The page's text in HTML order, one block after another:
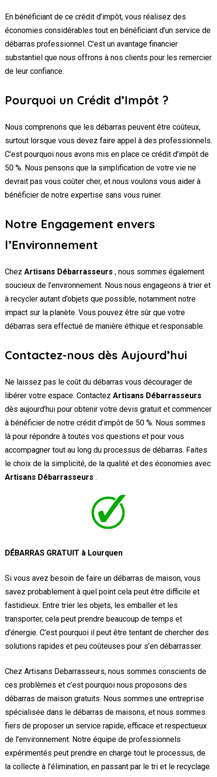
En bénéficiant de ce crédit d’impôt, vous réalisez des
économies considérables tout en bénéficiant d’un service de
débarras professionnel. C’est un avantage financier
substantiel que nous offrons à nos clients pour les remercier
de leur confiance.
Pourquoi un Crédit d’Impôt ?
Nous comprenons que les débarras peuvent être coûteux,
surtout lorsque vous devez faire appel à des professionnels.
C’est pourquoi nous avons mis en place ce crédit d’impôt de
50 %. Nous pensons que la simplification de votre vie ne
devrait pas vous coûter cher, et nous voulons vous aider à
bénéficier de notre expertise sans vous ruiner.
Notre Engagement envers
l’Environnement
Chez Artisans Débarrasseurs , nous sommes également
soucieux de l’environnement. Nous nous engageons à trier et
à recycler autant d’objets que possible, notamment notre
impact sur la planète. Vous pouvez être sûr que votre
débarras sera effectué de manière éthique et responsable.
Contactez-nous dès Aujourd’hui
Ne laissez pas le coût du débarras vous décourager de
libérer votre espace. Contactez Artisans Débarrasseurs
dès aujourd’hui pour obtenir votre devis gratuit et commencer
à bénéficier de notre crédit d’impôt de 50 %. Nous sommes
là pour répondre à toutes vos questions et pour vous
accompagner tout au long du processus de débarras. Faites
le choix de la simplicité, de la qualité et des économies avec
Artisans Débarrasseurs .
DÉBARRAS GRATUIT à Lourquen
Si vous avez besoin de faire un débarras de maison, vous
savez probablement à quel point cela peut être difficile et
fastidieux. Entre trier les objets, les emballer et les
transporter, cela peut prendre beaucoup de temps et
d’énergie. C’est pourquoi il peut être tentant de chercher des
solutions rapides et peu coûteuses pour s’en débarrasser.
Chez Artisans Debarrasseurs, nous sommes conscients de
ces problèmes et c’est pourquoi nous proposons des
débarras de maison gratuits. Nous sommes une entreprise
spécialisée dans le débarras de maisons, et nous sommes
fiers de proposer un service rapide, efficace et respectueux
de l’environnement. Notre équipe de professionnels
expérimentés peut prendre en charge tout le processus, de
la collecte à l’élimination, en passant par le tri et le recyclage.